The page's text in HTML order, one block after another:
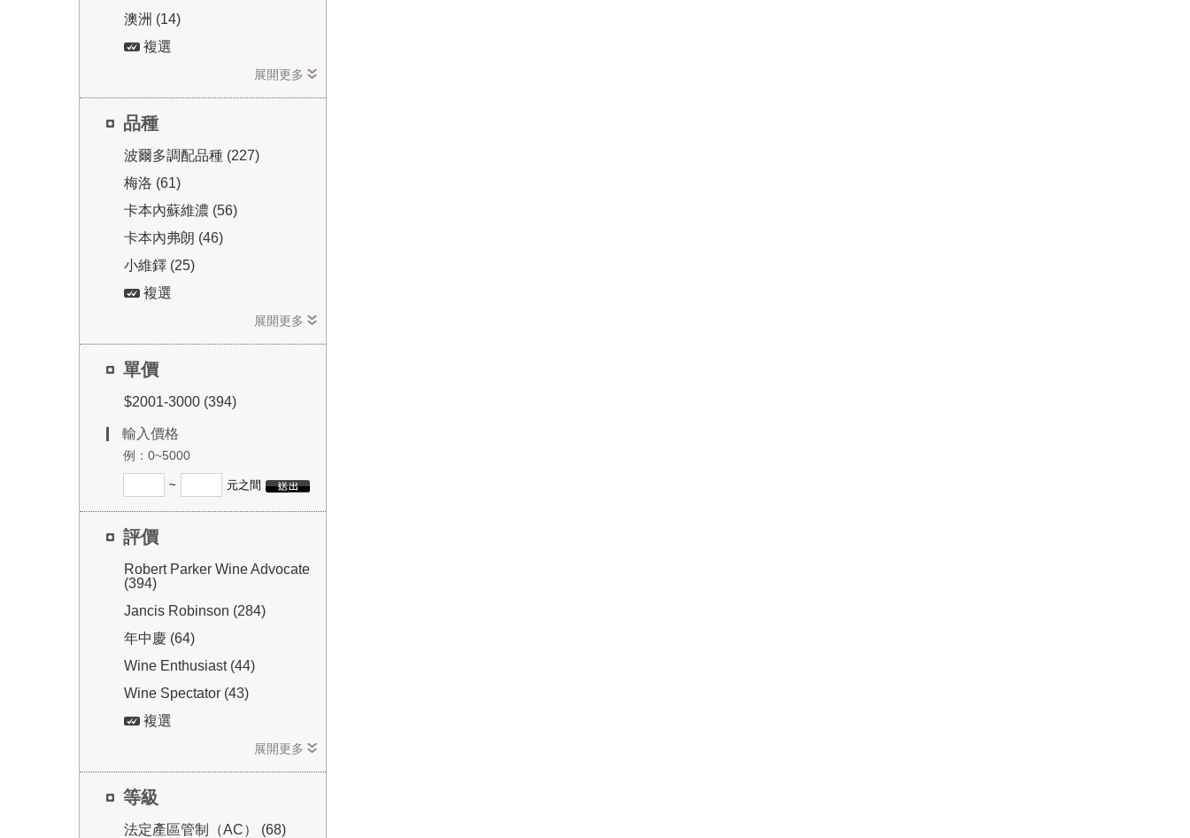
澳洲 (14)
複選
展開更多
品種
波爾多調配品種 (227)
梅洛 (61)
卡本內蘇維濃 (56)
卡本內弗朗 (46)
小維鐸 (25)
複選
展開更多
單價
$2001-3000 (394)
輸入價格
例：0~5000
~ 元之間
評價
Robert Parker Wine Advocate
(394)
Jancis Robinson (284)
年中慶 (64)
Wine Enthusiast (44)
Wine Spectator (43)
複選
展開更多
等級
法定產區管制（AC） (68)